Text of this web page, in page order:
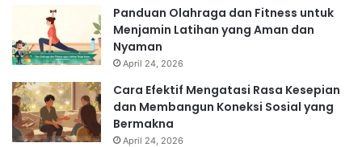
Panduan Olahraga dan Fitness untuk
Menjamin Latihan yang Aman dan
Nyaman
April 24, 2026
Cara Efektif Mengatasi Rasa Kesepian
dan Membangun Koneksi Sosial yang
Bermakna
April 24, 2026